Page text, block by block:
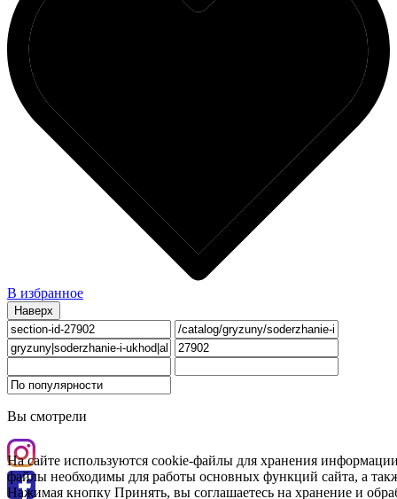
В избранное
Наверх
Вы смотрели
На сайте используются cookie-файлы для хранения
файлы необходимы для работы основных функций сайта, а
Нажимая кнопку Принять, вы соглашаетесь на хранение и